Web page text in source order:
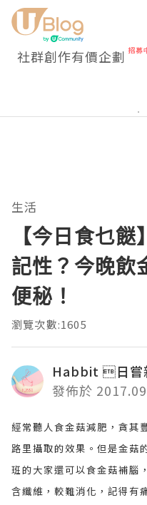
社群創作有價企劃
生活
【今日食乜
記性？今晚飲
便秘！
瀏覽次數:1605
Habbit 日嘗
發佈於
經常聽人食金菇減肥，貪其
路里攝取的效果。但是金菇
班的大家還可以食金菇補腦
含纖維，較難消化，記得有